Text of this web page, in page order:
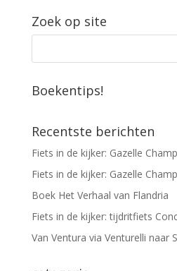
Zoek op site
Boekentips!
Recentste berichten
Fiets in de kijker: Gazelle
Fiets in de kijker: Gazelle
Boek Het Verhaal van Flandria
Fiets in de kijker: tijdritfiets
Van Ventura via Venturelli naar